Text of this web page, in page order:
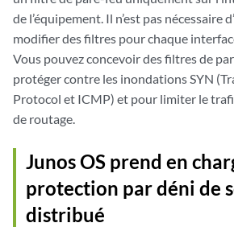
de l’équipement. Il n’est pas nécessaire
modifier des filtres pour chaque
Vous pouvez concevoir des filtres de
protéger contre les inondations SYN
Protocol et ICMP) et pour limiter le
de routage.
Junos OS prend en
protection par déni de
distribué